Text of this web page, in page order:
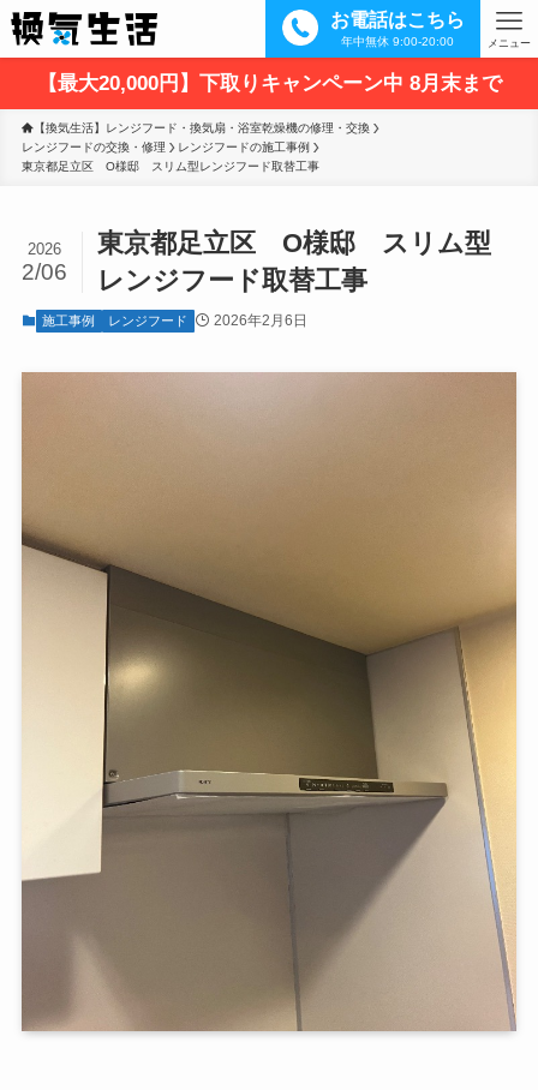
お電話はこちら
年中無休 9:00-20:00 メニュー
【最大20,000円】下取りキャンペーン中 8月末まで
【換気生活】レンジフード・換気扇・浴室乾燥機の修理・交換
レンジフードの交換・修理
レンジフードの施工事例
東京都足立区　O様邸　スリム型レンジフード取替工事
東京都足立区 O様邸 スリム型
レンジフード取替工事
2026
2/06
施工事例 レンジフード 2026年2月6日